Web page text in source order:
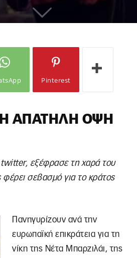
Pinterest
Η ΑΠΑΤΗΛΉ ΌΨΗ
εξέφρασε τη χαρά του
φέρει σεβασμό για το κράτος
Πανηγυρίζουν ανά την
ευρωπαϊκή επικράτεια για τη
νίκη της Νέτα Μπαρζιλάι, της